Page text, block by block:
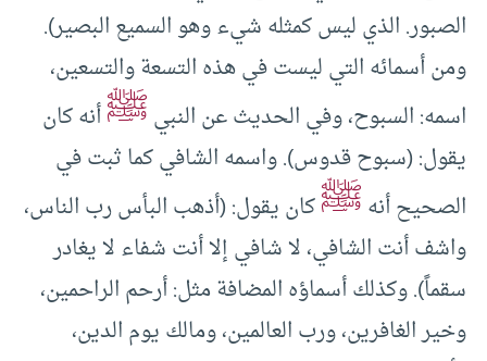
الصبور‏.‏ الذي ليس كمثله شيء وهو السميع البصير‏)‏‏.‏
ومن أسمائه التي ليست في هذه التسعة والتسعين،
اسمه‏:‏ السبوح، وفي الحديث عن النبيﷺأنه كان
يقول‏:‏ ‏(‏سبوح قدوس‏)‏‏.‏ واسمه ‏‏الشافي‏‏ كما ثبت في
الصحيح أنهﷺكان يقول‏:‏ (‏أذهب البأس رب الناس،
واشف أنت الشافي، لا شافي إلا أنت شفاء لا يغادر
سقماً‏)‏‏.‏ وكذلك أسماؤه المضافة مثل‏:‏ أرحم الراحمين،
وخير الغافرين، ورب العالمين، ومالك يوم الدين،